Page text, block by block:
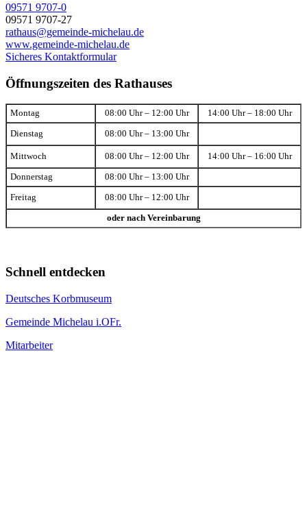
09571 9707-0
09571 9707-27
rathaus@gemeinde-michelau.de
www.gemeinde-michelau.de
Sicheres Kontaktformular
Öffnungszeiten des Rathauses
Montag 08:00 Uhr – 12:00 Uhr 14:00 Uhr – 18:00 Uhr
Dienstag 08:00 Uhr – 13:00 Uhr
Mittwoch 08:00 Uhr – 12:00 Uhr 14:00 Uhr – 16:00 Uhr
Donnerstag 08:00 Uhr – 13:00 Uhr
Freitag 08:00 Uhr – 12:00 Uhr
oder nach Vereinbarung
Schnell entdecken
Deutsches Korbmuseum
Gemeinde Michelau i.OFr.
Mitarbeiter